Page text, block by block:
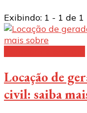
Exibindo: 1 - 1 de 1
Locação de
civil: saiba